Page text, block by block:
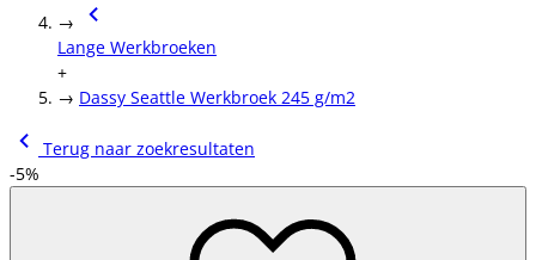
→
Lange Werkbroeken
+
→ Dassy Seattle Werkbroek 245 g/m2
Terug naar zoekresultaten
-5%